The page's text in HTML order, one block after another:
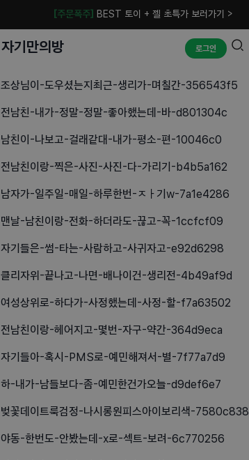
[주문폭주] BEST 토이 + 젤 초특가 보러가기 >
자기만의방 로그인
조상님이-도우셨는지최근-생리가-며칠간-356543f5
전남친-내가-정말-정말-좋아했는데-바-d801304c
남친이-나보고-걸래같대-내가-평소-편-10046c0
전남친이랑-찍은-사진-사진-다-가리기-b4b5a162
남자가-일주일-매일-하루한번-ㅈㅏ기w-7a1e4286
맨날-남친이랑-전화-하더라도-끊고-꼭-1ccfcf09
자기들은-썸-타는-사람하고-사귀자고-e92d6298
클리자위-끝나고-나면-배나이건-생리전-4b49af9d
여성상위로-하다가-사정했는데-사정-할-f7a63502
전남친이랑-헤어지고-몇번-자구-약간-364d9eca
자기들아-혹시-PMS로-예민해져서-별-7f77a7d9
하-내가-남들보다-좀-예민한건가오늘-d9def6e7
벚꽃데이트룩검정-나시롱원피스아이보리색-7580c838
야동-한번도-안봤는데-x로-섹트-보려-6c770256